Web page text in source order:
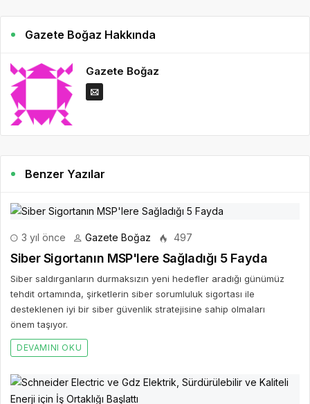
Gazete Boğaz Hakkında
Gazete Boğaz
Benzer Yazılar
3 yıl önce Gazete Boğaz 497
Siber Sigortanın MSP'lere Sağladığı 5 Fayda
Siber saldırganların durmaksızın yeni hedefler aradığı günümüz
tehdit ortamında, şirketlerin siber sorumluluk sigortası ile
desteklenen iyi bir siber güvenlik stratejisine sahip olmaları
önem taşıyor.
DEVAMINI OKU